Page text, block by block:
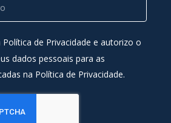
de Privacidade e autorizo o
dados pessoais para as
na Política de Privacidade.